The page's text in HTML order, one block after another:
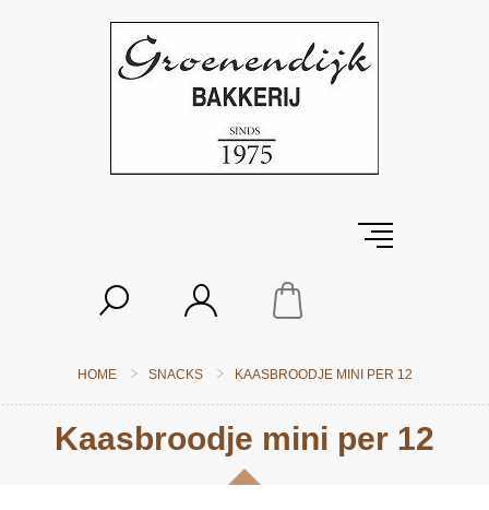
HOME SNACKS KAASBROODJE MINI PER 12
Kaasbroodje mini per 12